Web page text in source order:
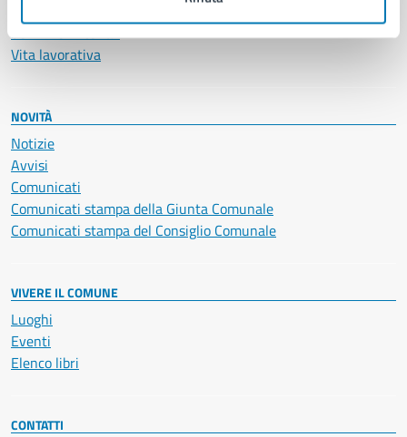
Servizi Cimiteriali
Vita lavorativa
NOVITÀ
Notizie
Avvisi
Comunicati
Comunicati stampa della Giunta Comunale
Comunicati stampa del Consiglio Comunale
VIVERE IL COMUNE
Luoghi
Eventi
Elenco libri
CONTATTI